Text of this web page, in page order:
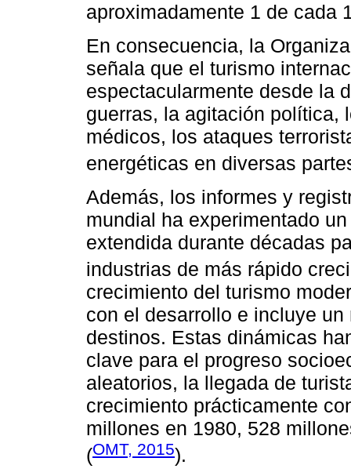
aproximadamente 1 de cada
En consecuencia, la
señala que el turismo
espectacularmente desde la
guerras, la agitación política,
médicos, los ataques
energéticas en diversas
Además, los informes y
mundial ha experimentado
extendida durante décadas
industrias de más rápido
crecimiento del turismo
con el desarrollo e incluye
destinos. Estas dinámicas
clave para el progreso
aleatorios, la llegada de
crecimiento prácticamente
millones en 1980, 528
(OMT, 2015).